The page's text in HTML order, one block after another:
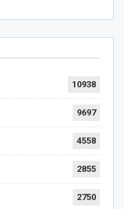
10938
9697
4558
2855
2750